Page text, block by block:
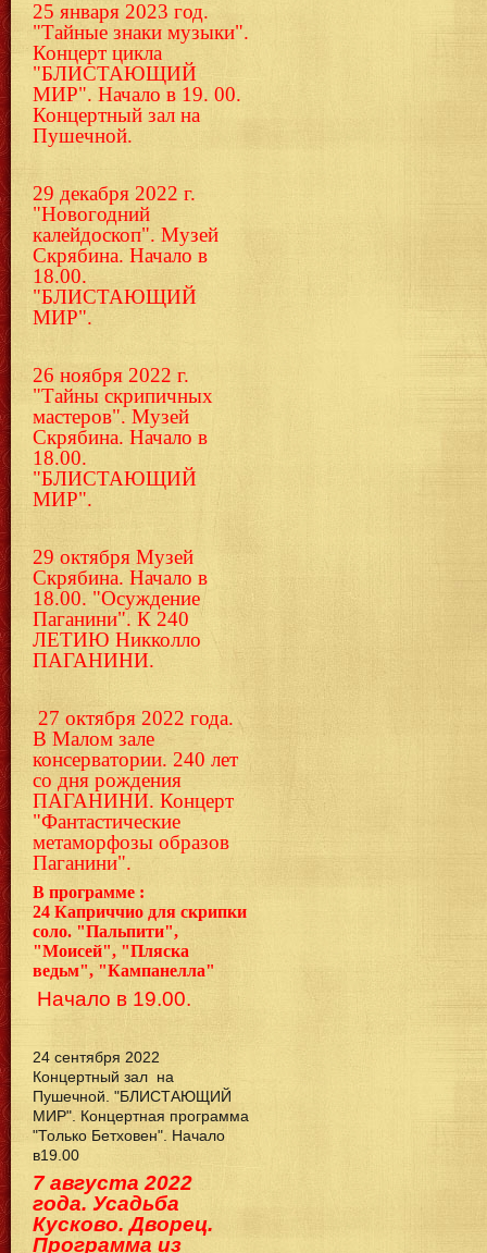
25 января 2023 год.
"Тайные знаки музыки".
Концерт цикла
"БЛИСТАЮЩИЙ
МИР". Начало в 19. 00.
Концертный зал на
Пушечной.
29 декабря 2022 г.
"Новогодний
калейдоскоп". Музей
Скрябина. Начало в
18.00.
"БЛИСТАЮЩИЙ
МИР".
26 ноября 2022 г.
"Тайны скрипичных
мастеров". Музей
Скрябина. Начало в
18.00.
"БЛИСТАЮЩИЙ
МИР".
29 октября Музей
Скрябина. Начало в
18.00. "Осуждение
Паганини". К 240
ЛЕТИЮ Никколло
ПАГАНИНИ.
27 октября 2022 года.
В Малом зале
консерватории. 240 лет
со дня рождения
ПАГАНИНИ. Концерт
"Фантастические
метаморфозы образов
Паганини".
В программе :
24 Каприччио для скрипки
соло. "Пальпити",
"Моисей", "Пляска
ведьм", "Кампанелла"
Начало в 19.00.
24 сентября 2022
Концертный зал на
Пушечной. "БЛИСТАЮЩИЙ
МИР". Концертная программа
"Только Бетховен". Начало
в19.00
7 августа 2022
года. Усадьба
Кусково. Дворец.
Программа из